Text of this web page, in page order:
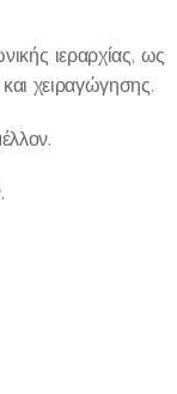
ιεραρχίας, ως
χειραγώγησης.